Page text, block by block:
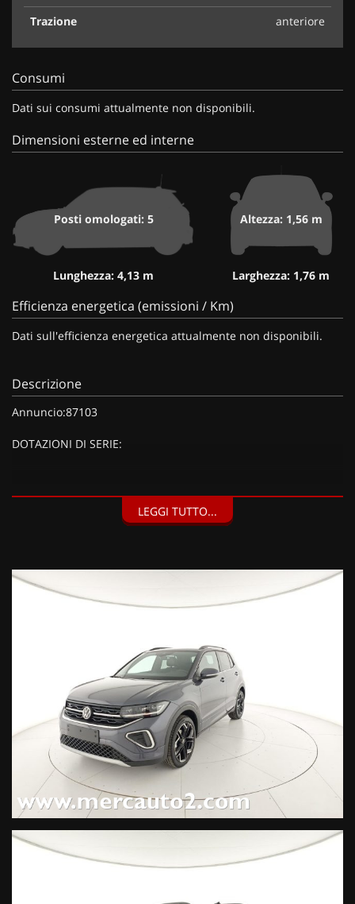
Trazione
anteriore
Consumi
Dati sui consumi attualmente non disponibili.
Dimensioni esterne ed interne
Posti omologati: 5
Lunghezza: 4,13 m
Altezza: 1,56 m
Larghezza: 1,76 m
Efficienza energetica (emissioni / Km)
Dati sull'efficienza energetica attualmente non disponibili.
Descrizione
Annuncio:87103
DOTAZIONI DI SERIE:
Keyless - Sistema di apertura/chiusura e avviamento senza
"York" 7 J x 18" Black con pneumatici 215/45 R18, Light &
Vision Pack, Specchietto retrovisore interno fotosensibile,
Sensore pioggia, Ruota di scorta in acciaio da 17" di
Matrix IQ.Light, Porte posteriori a battenti chiuse-apertura
180°, IQ.Drive Pack, Adaptive Cruise Control (ACC), Side Assist,
Lane Assist - Sistema di mantenimento corsia con assistente
al traffico, Safety Pack (sistema proattivo di protezione degli
occupanti), Tech Pack (330 EUR), Keyless - Sistema di
apertura/chiusura e avviamento senza chiavi, Climatizzatore
automatico bizona "Air Care Climatronic" con filtro anti
allergeni, Rear View Camera (videocamera per retromarcia),
Ready for VW Connect e VW Connect Plus, Radio
"Ready2Discover" con display touchscreen da 8'',
LEGGI TUTTO...